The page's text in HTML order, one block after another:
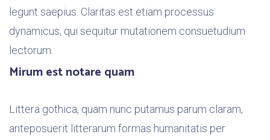
legunt saepius. Claritas est etiam processus
dynamicus, qui sequitur mutationem consuetudium
lectorum.
Mirum est notare quam
Littera gothica, quam nunc putamus parum claram,
anteposuerit litterarum formas humanitatis per